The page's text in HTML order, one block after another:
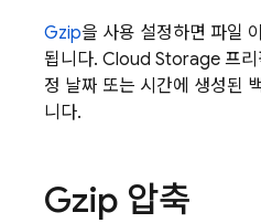
Gzip을 사용 설정하면 파일
됩니다. Cloud Storage 프
정 날짜 또는 시간에 생성된
니다.
Gzip 압축